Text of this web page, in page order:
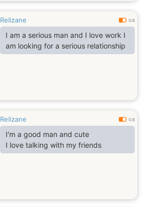
Relizane 0.6
I am a serious man and I love work I
am looking for a serious relationship
Relizane 0.6
I'm a good man and cute
I love talking with my friends